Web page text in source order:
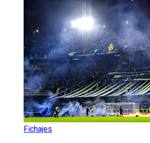
Fichajes